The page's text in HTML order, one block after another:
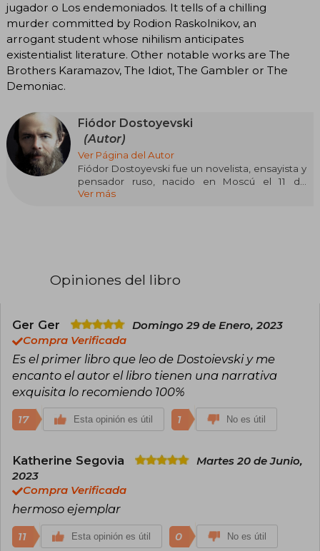
jugador o Los endemoniados. It tells of a chilling
murder committed by Rodion Raskolnikov, an
arrogant student whose nihilism anticipates
existentialist literature. Other notable works are The
Brothers Karamazov, The Idiot, The Gambler or The
Demoniac.
Fiódor Dostoyevski
(Autor)
Ver Página del Autor
Fiódor Dostoyevski fue un novelista, ensayista y
pensador ruso, nacido en Moscú el 11 de
noviembre de 1821 y fallecido en San
Estudió ingeniería militar, pero abandonó esa
reconocimiento inmediato. Sin embargo, su
vida estuvo marcada por la tragedia: fue
intelectual considerado subversivo y
condenado a muerte, aunque la pena fue
conmutada por trabajos forzados en Siberia.
Esta experiencia transformó profundamente su
visión del mundo y su pensamiento religioso y
moral.
influyentes de la literatura moderna, como
hermanos Karamázov. En ellas aborda temas
como la culpa, la redención, la libertad y el
sentido de la existencia. Dostoyevski dejó una
huella indeleble en la literatura, la filosofía y la
psicología, influyendo en autores y pensadores
Ver más
Opiniones del libro
Ger Ger
Domingo 29 de Enero, 2023
Compra Verificada
Es el primer libro que leo de Dostoievski y me
encanto el autor el libro tienen una narrativa
exquisita lo recomiendo 100%
17 Esta opinión es útil 1 No es útil
Katherine Segovia
Martes 20 de Junio,
2023
Compra Verificada
hermoso ejemplar
11 Esta opinión es útil 0 No es útil